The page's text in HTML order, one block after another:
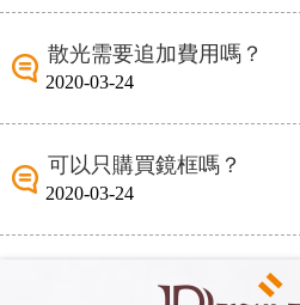
散光需要追加費用嗎？
2020-03-24
可以只購買鏡框嗎？
2020-03-24